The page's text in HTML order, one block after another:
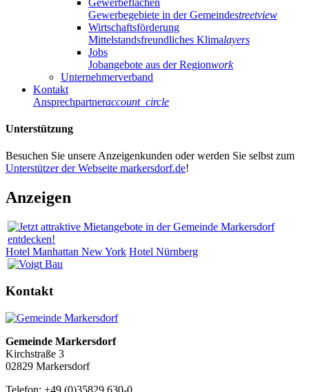
Gewerbegebiete in der Gemeindestreetview
Wirtschaftsförderung
Mittelstandsfreundliches Klimalayers
Jobs
Jobangebote aus der Regionwork
Unternehmerverband
Kontakt
Ansprechpartneraccount_circle
Unterstützung
Besuchen Sie unsere Anzeigenkunden oder werden Sie selbst zum
Unterstützer der Webseite markersdorf.de!
Anzeigen
Hotel Manhattan New York Hotel Nürnberg
Kontakt
Gemeinde Markersdorf
Kirchstraße 3
02829 Markersdorf
Telefon: +49 (0)35829 630-0